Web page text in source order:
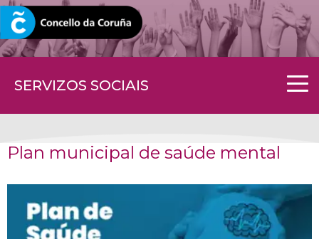
SERVIZOS SOCIAIS
CORUNA.GAL
Plan municipal de saúde mental